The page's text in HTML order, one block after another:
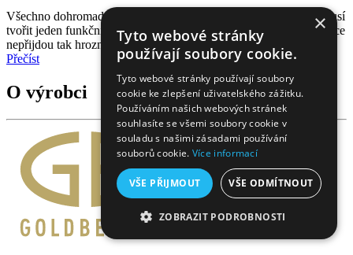
Všechno dohromady – termoprádlo, mikina, bunda a kalhoty – musí
tvořit jeden funkční celek. A pak vám ani nevlídné dny na sjezdovce
nepřijdou tak hrozné.
Přečíst
O výrobci
×
Tyto webové stránky
používají soubory cookie.
Tyto webové stránky používají soubory
cookie ke zlepšení uživatelského zážitku.
Používáním našich webových stránek
souhlasíte se všemi soubory cookie v
souladu s našimi zásadami používání
souborů cookie. Více informací
VŠE PŘIJMOUT VŠE ODMÍTNOUT
ZOBRAZIT PODROBNOSTI
NEZBYTNĚ NUTNÉ SOUBORY